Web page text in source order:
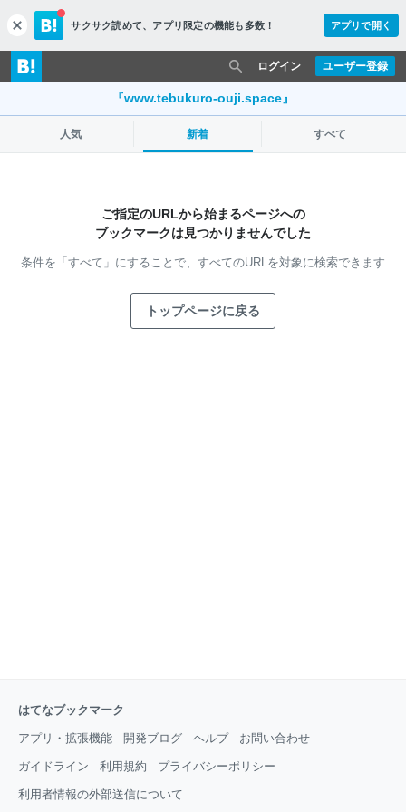
c
l
o
s
サクサク読めて、 アプリ限定の機能も多数！ アプリで開く
ユーザー登録
ログイン
『www.tebukuro-ouji.space』
人気 新着 すべて
ご指定のURLから始まるページへの
ブックマークは見つかりませんでした
条件を「すべて」にすることで、 すべてのURLを対象に検索できます
トップページに戻る
はてなブックマーク
アプリ・拡張機能 開発ブログ ヘルプ お問い合わせ
ガイドライン 利用規約 プライバシーポリシー
利用者情報の外部送信について